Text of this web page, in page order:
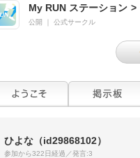
My RUN ステーション >
公開 公式サークル
ひよな （id29868102）
参加から322日経過／発言:3